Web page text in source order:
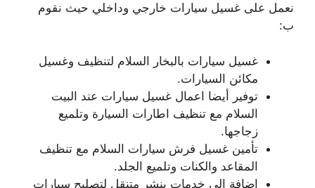
نعمل على غسيل سيارات خارجي وداخلي حيث نقوم
ب:
غسيل سيارات بالبخار السلام لتنظيف وغسيل
مكائن السيارات.
توفير أيضا اعمال غسيل سيارات عند البيت
السلام مع تنظيف اطارات السيارة وتلميع
زجاجها.
تأمين غسيل فرش سيارات السلام مع تنظيف
المقاعد والكنات وتلميع الجلد.
إضافة الى خدمات بنشر متنقل لتصليح سيارات